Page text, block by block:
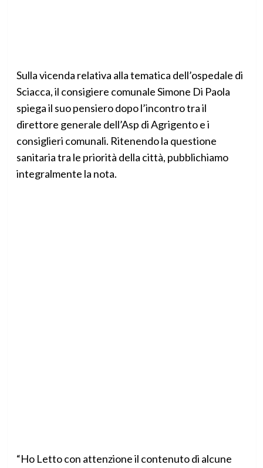
Sulla vicenda relativa alla tematica dell’ospedale di
Sciacca, il consigiere comunale Simone Di Paola
spiega il suo pensiero dopo l’incontro tra il
direttore generale dell’Asp di Agrigento e i
consiglieri comunali. Ritenendo la questione
sanitaria tra le priorità della città, pubblichiamo
integralmente la nota.
“Ho Letto con attenzione il contenuto di alcune